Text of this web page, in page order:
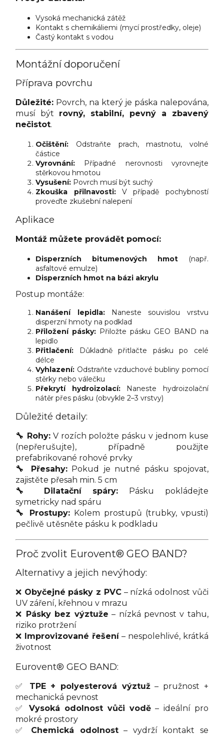
Vysoká mechanická zátěž
Kontakt s chemikáliemi (mycí prostředky, oleje)
Častý kontakt s vodou
Montážní doporučení
Příprava povrchu
Důležité: Povrch, na který je páska nalepována,
musí být
rovný, stabilní, pevný a zbavený
nečistot.
Očištění:
Odstraňte prach, mastnotu, volné
částice
Vyrovnání:
Případné nerovnosti vyrovnejte
stěrkovou hmotou
Vysušení: Povrch musí být suchý
Zkouška přilnavosti:
V případě pochybností
proveďte zkušební nalepení
Aplikace
Montáž můžete provádět pomocí:
Disperzních bitumenových hmot
(např.
asfaltové emulze)
Disperzních hmot na bázi akrylu
Postup montáže:
Nanášení lepidla:
Naneste souvislou vrstvu
disperzní hmoty na podklad
Přiložení pásky: Přiložte pásku GEO BAND na
lepidlo
Přitlačení:
Důkladně přitlačte pásku po celé
délce
Vyhlazení: Odstraňte vzduchové bubliny pomocí
stěrky nebo válečku
Překrytí hydroizolací:
Naneste hydroizolační
nátěr přes pásku (obvykle 2–3 vrstvy)
Důležité detaily:
🔧 Rohy: V rozích položte pásku v jednom kuse
(nepřerušujte), případně použijte
prefabrikované rohové prvky
🔧 Přesahy: Pokud je nutné pásku spojovat,
zajistěte přesah min. 5 cm
🔧 Dilatační spáry:
Pásku pokládejte
symetricky nad spáru
🔧 Prostupy: Kolem prostupů (trubky, vpusti)
pečlivě utěsněte pásku k podkladu
Proč zvolit Eurovent® GEO BAND?
Alternativy a jejich nevýhody:
❌ Obyčejné pásky z PVC – nízká odolnost vůči
UV záření, křehnou v mrazu
❌
Pásky bez výztuže – nízká pevnost v tahu,
riziko protržení
❌
Improvizované řešení – nespolehlivé, krátká
životnost
Eurovent® GEO BAND:
✅ TPE + polyesterová výztuž – pružnost +
mechanická pevnost
✅
Vysoká odolnost vůči vodě – ideální pro
mokré prostory
✅
Chemická odolnost – vydrží kontakt se